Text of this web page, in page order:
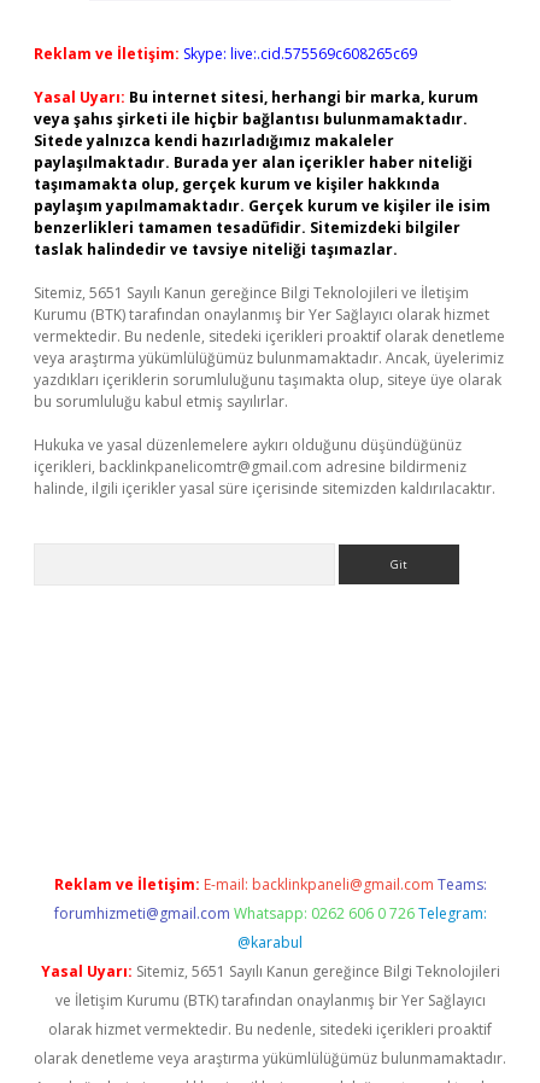
Reklam ve İletişim: Skype: live:.cid.575569c608265c69
Yasal Uyarı: Bu internet sitesi, herhangi bir marka, kurum
veya şahıs şirketi ile hiçbir bağlantısı bulunmamaktadır.
Sitede yalnızca kendi hazırladığımız makaleler
paylaşılmaktadır. Burada yer alan içerikler haber niteliği
taşımamakta olup, gerçek kurum ve kişiler hakkında
paylaşım yapılmamaktadır. Gerçek kurum ve kişiler ile isim
benzerlikleri tamamen tesadüfidir. Sitemizdeki bilgiler
taslak halindedir ve tavsiye niteliği taşımazlar.
Sitemiz, 5651 Sayılı Kanun gereğince Bilgi Teknolojileri ve İletişim
Kurumu (BTK) tarafından onaylanmış bir Yer Sağlayıcı olarak hizmet
vermektedir. Bu nedenle, sitedeki içerikleri proaktif olarak denetleme
veya araştırma yükümlülüğümüz bulunmamaktadır. Ancak, üyelerimiz
yazdıkları içeriklerin sorumluluğunu taşımakta olup, siteye üye olarak
bu sorumluluğu kabul etmiş sayılırlar.
Hukuka ve yasal düzenlemelere aykırı olduğunu düşündüğünüz
içerikleri, backlinkpanelicomtr@gmail.com adresine bildirmeniz
halinde, ilgili içerikler yasal süre içerisinde sitemizden kaldırılacaktır.
Reklam ve İletişim: E-mail: backlinkpaneli@gmail.com Teams:
forumhizmeti@gmail.com Whatsapp: 0262 606 0 726 Telegram:
@karabul
Yasal Uyarı: Sitemiz, 5651 Sayılı Kanun gereğince Bilgi Teknolojileri
ve İletişim Kurumu (BTK) tarafından onaylanmış bir Yer Sağlayıcı
olarak hizmet vermektedir. Bu nedenle, sitedeki içerikleri proaktif
olarak denetleme veya araştırma yükümlülüğümüz bulunmamaktadır.